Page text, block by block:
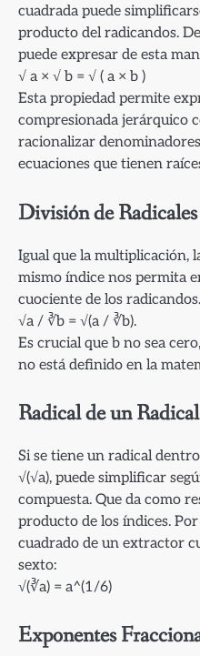
cuadrada puede
producto del radicandos.
puede expresar de esta
√ a × √ b = √ ( a × b )
Esta propiedad permite
compresionada jerárquico
racionalizar
ecuaciones que tienen
División de Radicales
Igual que la multiplicación,
mismo índice nos permita
cuociente de los
√a / ∛b = √(a / ∛b).
Es crucial que b no sea
no está definido en la
Radical de un Radical
Si se tiene un radical
√(√a), puede simplificar
compuesta. Que da como
producto de los índices.
cuadrado de un extractor
sexto:
√(∛a) = a^(1/6)
Exponentes